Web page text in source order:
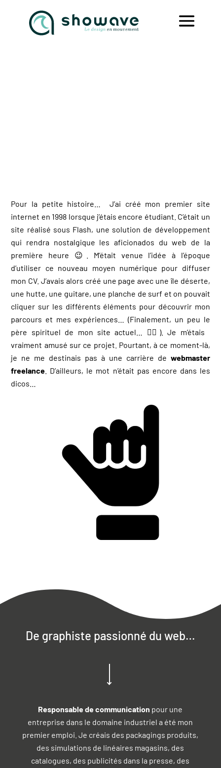
Pour la petite histoire…
J’ai créé mon premier site
internet en 1998 lorsque j’étais encore étudiant. C’était un
site réalisé sous Flash, une solution de développement
qui rendra nostalgique les aficionados du web de la
première heure 😉. M’était venue l’idée à l’époque
d’utiliser ce nouveau moyen numérique pour diffuser
mon CV. J’avais alors créé une page avec une île déserte,
une hutte, une guitare, une planche de surf et on pouvait
cliquer sur les différents éléments pour découvrir mon
parcours et mes expériences… (Finalement, un peu le
père spirituel de mon site actuel… 🏄‍♂️). Je m’étais
vraiment amusé sur ce projet. Pourtant, à ce moment-là,
je ne me destinais pas à une carrière de webmaster
freelance . D’ailleurs, le mot n’était pas encore dans les
dicos…
De graphiste passionné du web…
Responsable de communication pour une
entreprise dans le domaine industriel a été mon
premier emploi. Je créais des packagings produits,
des simulations de linéaires magasins, des
catalogues, des publicités dans la presse, des